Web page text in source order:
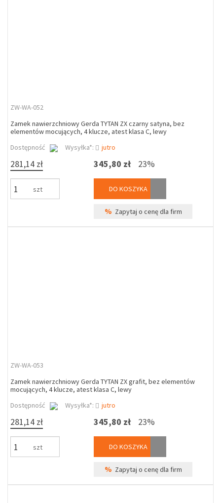
ZW-WA-052
Zamek nawierzchniowy Gerda TYTAN ZX czarny satyna, bez
elementów mocujących, 4 klucze, atest klasa C, lewy
Dostępność
Wysyłka*: jutro
281,14 zł
szt
345,80 zł 23%
DO KOSZYKA
% Zapytaj o cenę dla firm
ZW-WA-053
Zamek nawierzchniowy Gerda TYTAN ZX grafit, bez elementów
mocujących, 4 klucze, atest klasa C, lewy
Dostępność
Wysyłka*: jutro
281,14 zł
szt
345,80 zł 23%
DO KOSZYKA
% Zapytaj o cenę dla firm